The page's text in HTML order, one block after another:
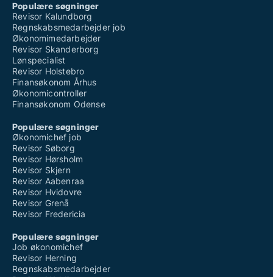
Populære søgninger
Revisor Kalundborg
Regnskabsmedarbejder job
Økonomimedarbejder
Revisor Skanderborg
Lønspecialist
Revisor Holstebro
Finansøkonom Århus
Økonomicontroller
Finansøkonom Odense
Populære søgninger
Økonomichef job
Revisor Søborg
Revisor Hørsholm
Revisor Skjern
Revisor Aabenraa
Revisor Hvidovre
Revisor Grenå
Revisor Fredericia
Populære søgninger
Job økonomichef
Revisor Herning
Regnskabsmedarbejder